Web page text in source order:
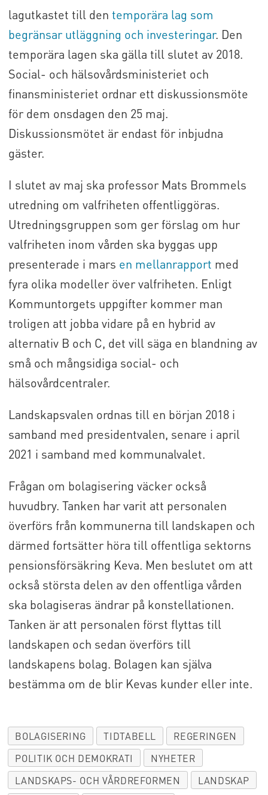
lagutkastet till den temporära lag som
begränsar utläggning och investeringar. Den
temporära lagen ska gälla till slutet av 2018.
Social- och hälsovårdsministeriet och
finansministeriet ordnar ett diskussionsmöte
för dem onsdagen den 25 maj.
Diskussionsmötet är endast för inbjudna
gäster.
I slutet av maj ska professor Mats Brommels
utredning om valfriheten offentliggöras.
Utredningsgruppen som ger förslag om hur
valfriheten inom vården ska byggas upp
presenterade i mars en mellanrapport med
fyra olika modeller över valfriheten. Enligt
Kommuntorgets uppgifter kommer man
troligen att jobba vidare på en hybrid av
alternativ B och C, det vill säga en blandning av
små och mångsidiga social- och
hälsovårdcentraler.
Landskapsvalen ordnas till en början 2018 i
samband med presidentvalen, senare i april
2021 i samband med kommunalvalet.
Frågan om bolagisering väcker också
huvudbry. Tanken har varit att personalen
överförs från kommunerna till landskapen och
därmed fortsätter höra till offentliga sektorns
pensionsförsäkring Keva. Men beslutet om att
också största delen av den offentliga vården
ska bolagiseras ändrar på konstellationen.
Tanken är att personalen först flyttas till
landskapen och sedan överförs till
landskapens bolag. Bolagen kan själva
bestämma om de blir Kevas kunder eller inte.
BOLAGISERING TIDTABELL
REGERINGEN
POLITIK OCH DEMOKRATI
NYHETER
LANDSKAPS- OCH VÅRDREFORMEN
LANDSKAP